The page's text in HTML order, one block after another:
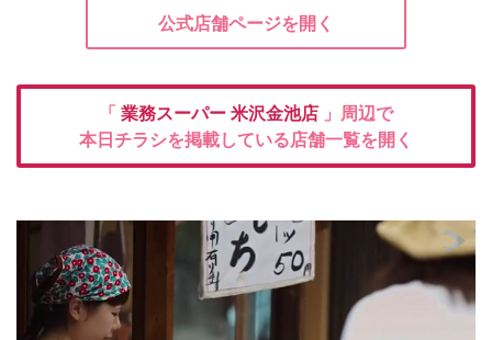
公式店舗ページを開く
「 業務スーパー 米沢金池店 」周辺で
本日チラシを掲載している店舗一覧を開く